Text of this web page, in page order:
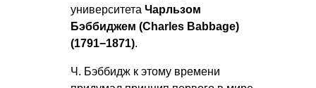
университета Чарльзом
Бэббиджем (Charles Babbage)
(1791−1871).
Ч. Бэббидж к этому времени